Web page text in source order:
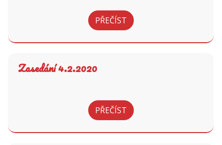
PŘEČÍST
Zasedání 4.2.2020
PŘEČÍST